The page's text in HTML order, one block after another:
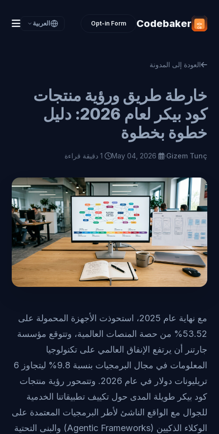
Codebaker
Opt-in Form العربية
العودة إلى المدونة
خارطة طريق ورؤية منتجات
كود بيكر لعام 2026: دليل
خطوة بخطوة
Gizem Tunç
·
مع نهاية عام 2025، استحوذت الأجهزة المحمولة على
53.52% من حصة المنصات العالمية، وتتوقع مؤسسة
جارتنر أن يرتفع الإنفاق العالمي على تكنولوجيا
المعلومات في مجال البرمجيات بنسبة 9.8% ليتجاوز 6
تريليونات دولار في عام 2026. وتتمحور رؤية منتجات
كود بيكر طويلة المدى حول تكييف تطبيقاتنا الخدمية
للجوال مع الواقع الناشئ لأطر البرمجيات المعتمدة على
الوكلاء الذكيين (Agentic Frameworks) والبنى التحتية